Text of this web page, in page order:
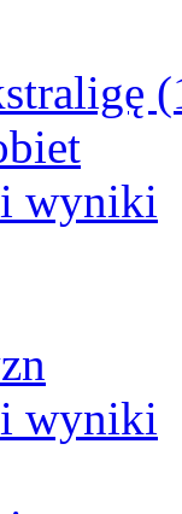
wyniki
wyniki